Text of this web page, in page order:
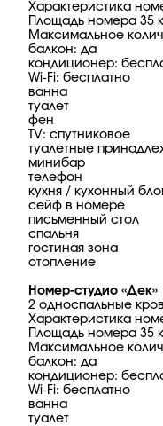
Характеристика
Площадь номера 35
Максимальное
балкон: да
кондиционер:
Wi-Fi: бесплатно
ванна
туалет
фен
TV: спутниковое
туалетные
минибар
телефон
кухня / кухонный
сейф в номере
письменный стол
спальня
гостиная зона
отопление
Номер-студио «Дек»
2 односпальные
Характеристика
Площадь номера 35
Максимальное
балкон: да
кондиционер:
Wi-Fi: бесплатно
ванна
туалет